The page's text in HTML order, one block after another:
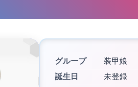
グループ
装甲娘
誕生日
未登録